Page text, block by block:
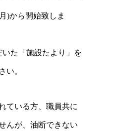
)から開始致しま
た「施設たより」を
い。
ている方、職員共に
んが、油断できない